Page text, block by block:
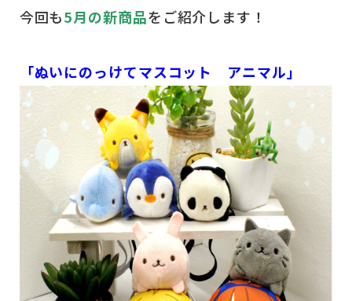
今回も5月の新商品をご紹介します！
「ぬいにのっけてマスコット アニマル」